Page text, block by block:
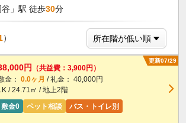
谷」駅 徒歩30分
）
更新07/29
円
（共益費：3,900円）
金： 0.0ヶ月 / 礼金： 40,000円
/ 24.71㎡ / 地上2階
敷金0
ペット相談 バス・トイレ別